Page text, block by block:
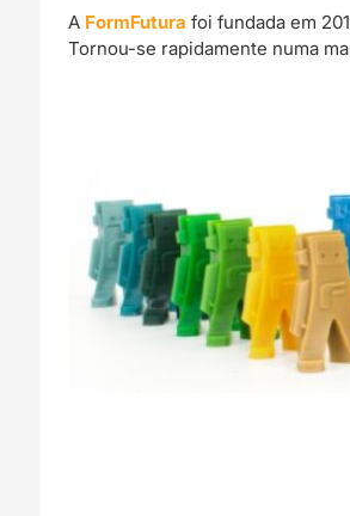
A FormFutura foi fundada em
Tornou-se rapidamente numa